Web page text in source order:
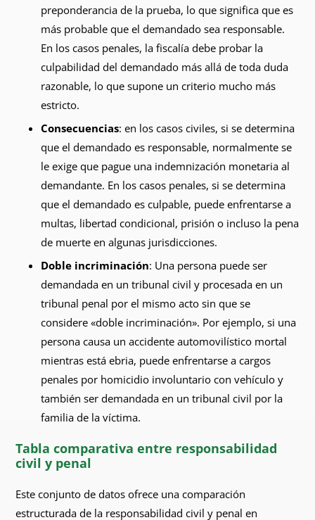
preponderancia de la prueba, lo que significa que es
más probable que el demandado sea responsable.
En los casos penales, la fiscalía debe probar la
culpabilidad del demandado más allá de toda duda
razonable, lo que supone un criterio mucho más
estricto.
Consecuencias: en los casos civiles, si se determina
que el demandado es responsable, normalmente se
le exige que pague una indemnización monetaria al
demandante. En los casos penales, si se determina
que el demandado es culpable, puede enfrentarse a
multas, libertad condicional, prisión o incluso la pena
de muerte en algunas jurisdicciones.
Doble incriminación: Una persona puede ser
demandada en un tribunal civil y procesada en un
tribunal penal por el mismo acto sin que se
considere «doble incriminación». Por ejemplo, si una
persona causa un accidente automovilístico mortal
mientras está ebria, puede enfrentarse a cargos
penales por homicidio involuntario con vehículo y
también ser demandada en un tribunal civil por la
familia de la víctima.
Tabla comparativa entre responsabilidad
civil y penal
Este conjunto de datos ofrece una comparación
estructurada de la responsabilidad civil y penal en